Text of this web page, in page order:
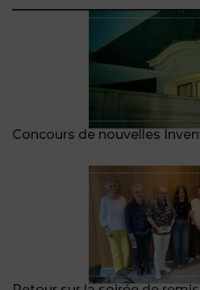
Concours de nouvelles